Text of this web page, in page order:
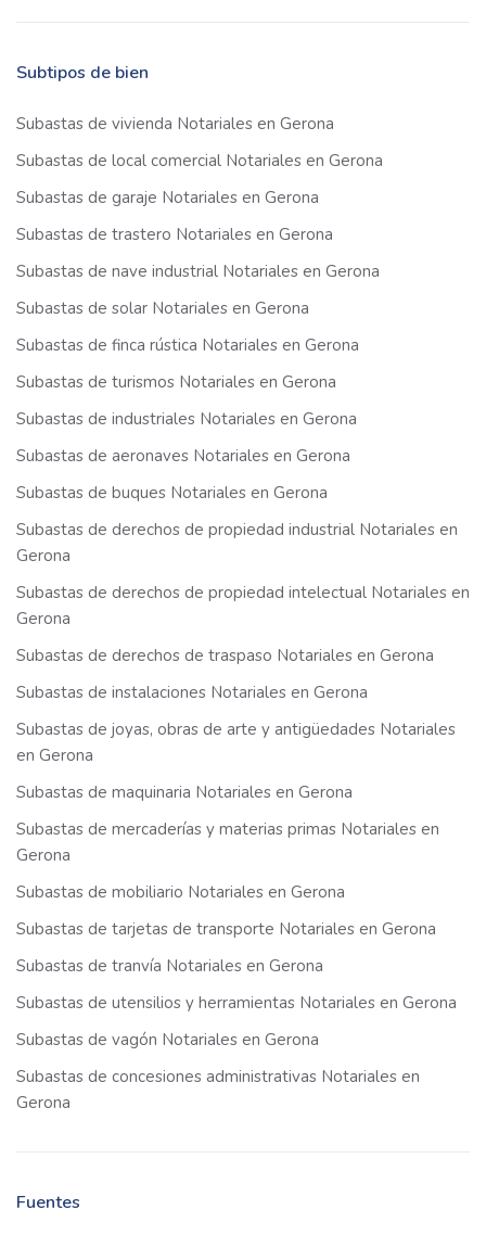
Subtipos de bien
Subastas de vivienda Notariales en Gerona
Subastas de local comercial Notariales en Gerona
Subastas de garaje Notariales en Gerona
Subastas de trastero Notariales en Gerona
Subastas de nave industrial Notariales en Gerona
Subastas de solar Notariales en Gerona
Subastas de finca rústica Notariales en Gerona
Subastas de turismos Notariales en Gerona
Subastas de industriales Notariales en Gerona
Subastas de aeronaves Notariales en Gerona
Subastas de buques Notariales en Gerona
Subastas de derechos de propiedad industrial Notariales en
Gerona
Subastas de derechos de propiedad intelectual Notariales en
Gerona
Subastas de derechos de traspaso Notariales en Gerona
Subastas de instalaciones Notariales en Gerona
Subastas de joyas, obras de arte y antigüedades Notariales
en Gerona
Subastas de maquinaria Notariales en Gerona
Subastas de mercaderías y materias primas Notariales en
Gerona
Subastas de mobiliario Notariales en Gerona
Subastas de tarjetas de transporte Notariales en Gerona
Subastas de tranvía Notariales en Gerona
Subastas de utensilios y herramientas Notariales en Gerona
Subastas de vagón Notariales en Gerona
Subastas de concesiones administrativas Notariales en
Gerona
Fuentes